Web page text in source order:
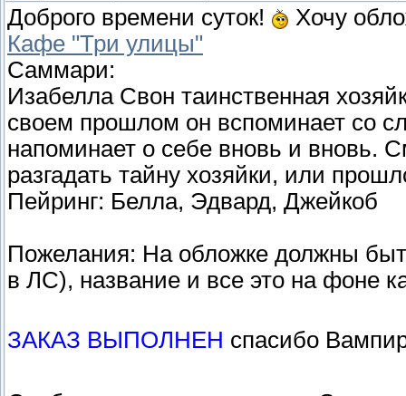
Доброго времени суток!
Хочу
Кафе "Три улицы"
Саммари:
Изабелла Свон таинственная
своем прошлом он вспоминает со
напоминает о себе вновь и вновь.
разгадать тайну хозяйки, или
Пейринг: Белла, Эдвард, Джейкоб
Пожелания: На обложке должны
в ЛС), название и все это на фоне
ЗАКАЗ ВЫПОЛНЕН спасибо